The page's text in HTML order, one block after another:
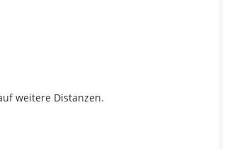
weitere Distanzen.